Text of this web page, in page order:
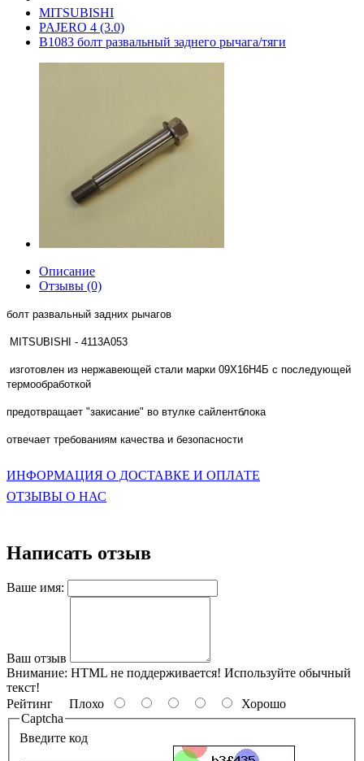
MITSUBISHI
PAJERO 4 (3.0)
B1083 болт развальный заднего рычага/тяги
Описание
Отзывы (0)
болт развальный задних рычагов
MITSUBISHI - 4113A053
изготовлен из нержавеющей стали марки 09Х16Н4Б с последующей
термообработкой
предотвращает "закисание" во втулке сайлентблока
отвечает требованиям качества и безопасности
ИНФОРМАЦИЯ О ДОСТАВКЕ И ОПЛАТЕ
ОТЗЫВЫ О НАС
Написать отзыв
Ваше имя:
Ваш отзыв
Внимание: HTML не поддерживается! Используйте обычный
текст!
Рейтинг Плохо
Хорошо
Captcha
Введите код